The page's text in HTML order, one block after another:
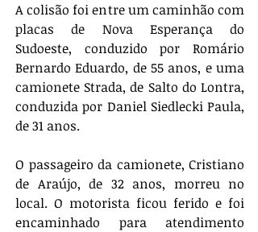
A colisão foi entre um caminhão com
placas de Nova Esperança do
Sudoeste, conduzido por Romário
Bernardo Eduardo, de 55 anos, e uma
camionete Strada, de Salto do Lontra,
conduzida por Daniel Siedlecki Paula,
de 31 anos.
O passageiro da camionete, Cristiano
de Araújo, de 32 anos, morreu no
local. O motorista ficou ferido e foi
encaminhado para atendimento